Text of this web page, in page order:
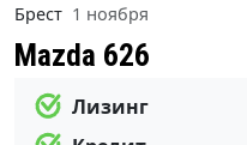
Брест 1 ноября
Mazda 626
Лизинг